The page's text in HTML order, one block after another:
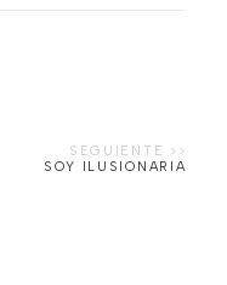
SOY ILUSIONARIA